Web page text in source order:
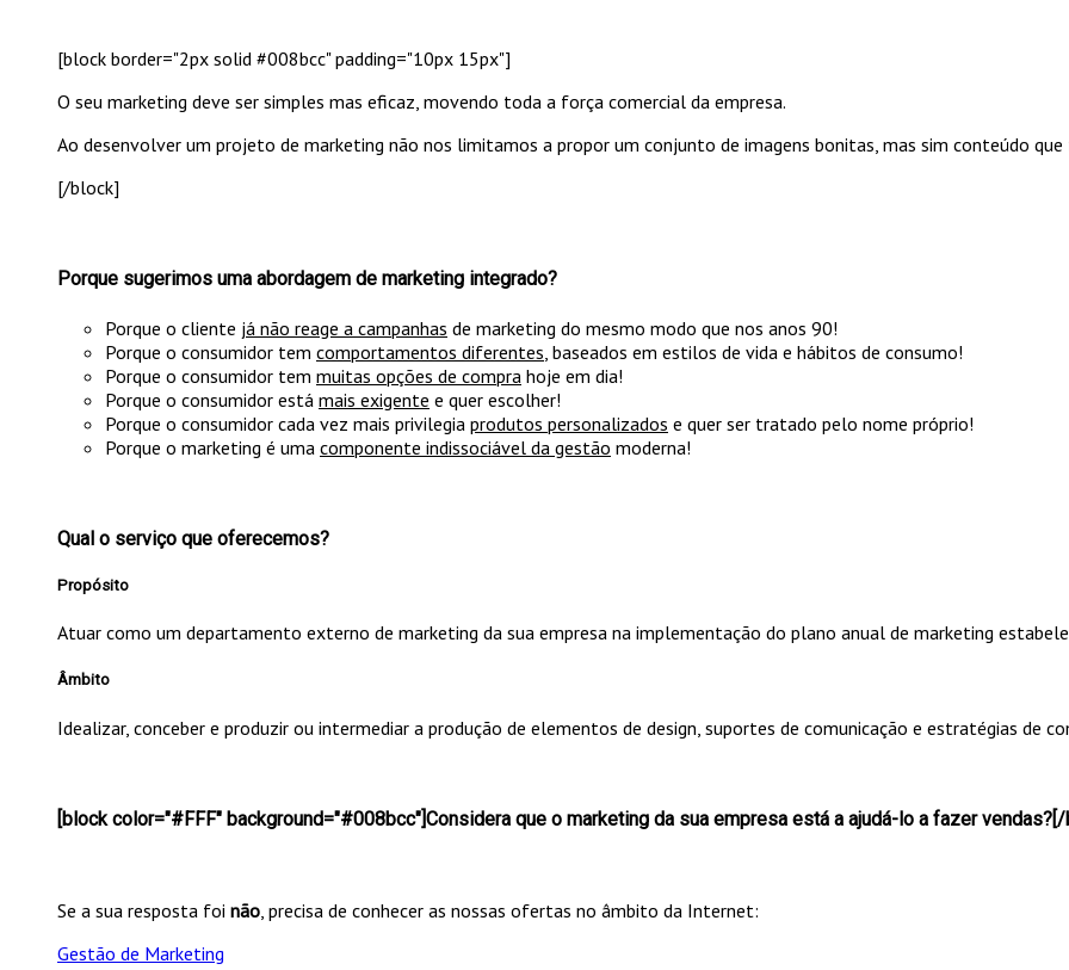
[block border="2px solid #008bcc" padding="10px 15px"]
O seu marketing deve ser simples mas eficaz, movendo toda a força comercial da empresa.
Ao desenvolver um projeto de marketing não nos limitamos a propor um conjunto de imagens bonitas, mas sim conteúdo
[/block]
Porque sugerimos uma abordagem de marketing integrado?
Porque o cliente já não reage a campanhas de marketing do mesmo modo que nos anos 90!
Porque o consumidor tem comportamentos diferentes , baseados em estilos de vida e hábitos de consumo!
Porque o consumidor tem muitas opções de compra hoje em dia!
Porque o consumidor está mais exigente e quer escolher!
Porque o consumidor cada vez mais privilegia produtos personalizados e quer ser tratado pelo nome próprio!
Porque o marketing é uma componente indissociável da gestão moderna!
Qual o serviço que oferecemos?
Propósito
Atuar como um departamento externo de marketing da sua empresa na implementação do plano anual de marketing
Âmbito
Idealizar, conceber e produzir ou intermediar a produção de elementos de design, suportes de comunicação e estratégias de
[block color="#FFF" background="#008bcc"]Considera que o marketing da sua empresa está a ajudá-lo a fazer
Se a sua resposta foi não, precisa de conhecer as nossas ofertas no âmbito da Internet:
Gestão de Marketing